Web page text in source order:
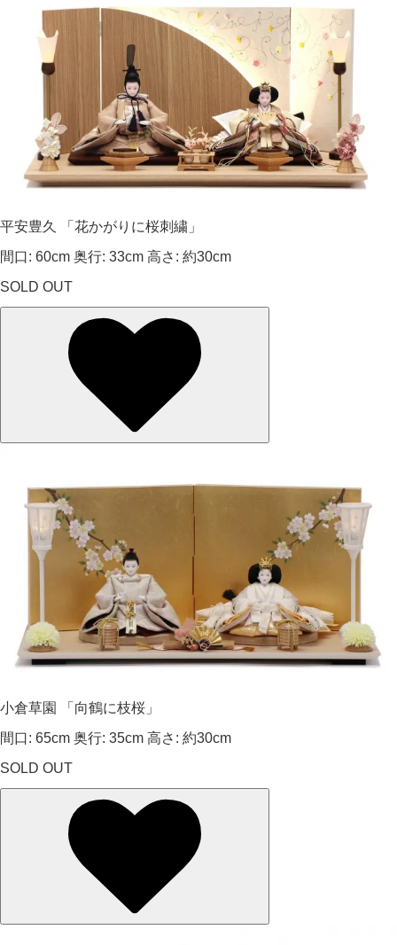
平安豊久 「花かがりに桜刺繍」
間口: 60cm 奥行: 33cm 高さ: 約30cm
SOLD OUT
小倉草園 「向鶴に枝桜」
間口: 65cm 奥行: 35cm 高さ: 約30cm
SOLD OUT